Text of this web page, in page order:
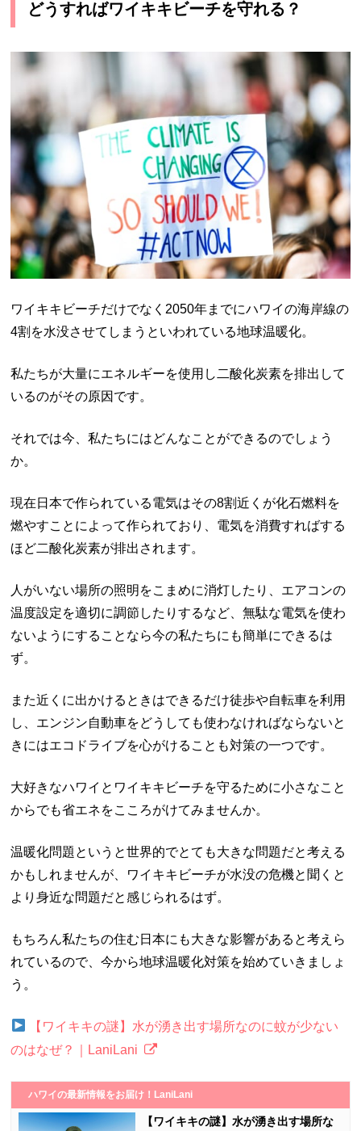
どうすればワイキキビーチを守れる？
ワイキキビーチだけでなく2050年までにハワイの海岸線の
4割を水没させてしまうといわれている地球温暖化。
私たちが大量にエネルギーを使用し二酸化炭素を排出して
いるのがその原因です。
それでは今、私たちにはどんなことができるのでしょう
か。
現在日本で作られている電気はその8割近くが化石燃料を
燃やすことによって作られており、電気を消費すればする
ほど二酸化炭素が排出されます。
人がいない場所の照明をこまめに消灯したり、エアコンの
温度設定を適切に調節したりするなど、無駄な電気を使わ
ないようにすることなら今の私たちにも簡単にできるは
ず。
また近くに出かけるときはできるだけ徒歩や自転車を利用
し、エンジン自動車をどうしても使わなければならないと
きにはエコドライブを心がけることも対策の一つです。
大好きなハワイとワイキキビーチを守るために小さなこと
からでも省エネをこころがけてみませんか。
温暖化問題というと世界的でとても大きな問題だと考える
かもしれませんが、ワイキキビーチが水没の危機と聞くと
より身近な問題だと感じられるはず。
もちろん私たちの住む日本にも大きな影響があると考えら
れているので、今から地球温暖化対策を始めていきましょ
う。
【ワイキキの謎】水が湧き出す場所なのに蚊が少ない
のはなぜ？｜LaniLani
ハワイの最新情報をお届け！LaniLani
【ワイキキの謎】水が湧き出す場所な